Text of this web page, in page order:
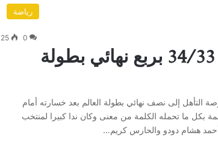
رياضة
0
25
منتخب اليد يخسر أمام فرنسا 34/33 بربع نهائي بطولة
التأهل إلى نصف نهائي بطولة العالم بعد خسارته أمام
بكل ما تحمله الكلمة من معنى وكان ندا كبيرا لمنتخب
هشام دودو والحارس كريم…